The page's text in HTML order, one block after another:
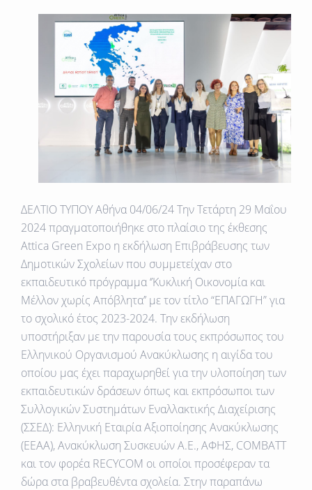
ΔΕΛΤΙΟ ΤΥΠΟΥ Αθήνα 04/06/24 Tην Τετάρτη 29 Μαΐου
2024 πραγματοποιήθηκε στο πλαίσιο της έκθεσης
Attica Green Expo η εκδήλωση Επιβράβευσης των
Δημοτικών Σχολείων που συμμετείχαν στο
εκπαιδευτικό πρόγραμμα ‘’Κυκλική Οικονομία και
Μέλλον χωρίς Απόβλητα’’ με τον τίτλο “ΕΠΑΓΩΓΗ” για
το σχολικό έτος 2023-2024. Την εκδήλωση
υποστήριξαν με την παρουσία τους εκπρόσωπος του
Ελληνικού Οργανισμού Ανακύκλωσης η αιγίδα του
οποίου μας έχει παραχωρηθεί για την υλοποίηση των
εκπαιδευτικών δράσεων όπως και εκπρόσωποι των
Συλλογικών Συστημάτων Εναλλακτικής Διαχείρισης
(ΣΣΕΔ): Eλληνική Εταιρία Αξιοποίησης Ανακύκλωσης
(EEAA), Aνακύκλωση Συσκευών Α.Ε., ΑΦΗΣ, COMBATT
και τον φορέα RECYCOM οι οποίοι προσέφεραν τα
δώρα στα βραβευθέντα σχολεία. Στην παραπάνω